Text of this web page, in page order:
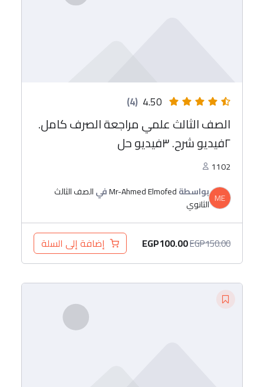
4.50
(4)
الصف الثالث علمي مراجعة الصرف كامل.
٢فيديو شرح. ٣فيديو حل
1102
ME بواسطةMr-Ahmed Elmofedفيالصف الثالث
الثانوي
EGP150.00
EGP100.00 إضافة إلى السلة